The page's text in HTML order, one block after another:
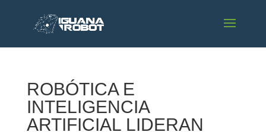
ROBÓTICA E
INTELIGENCIA
ARTIFICIAL LIDERAN